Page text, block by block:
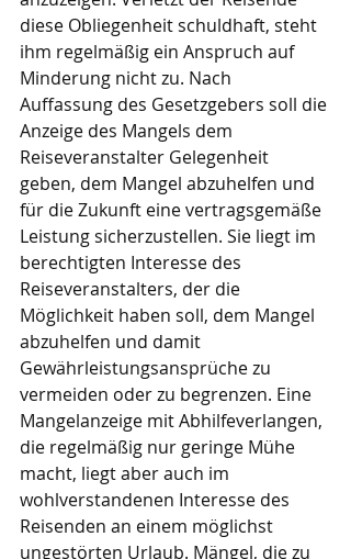
diese Obliegenheit schuldhaft, steht
ihm regelmäßig ein Anspruch auf
Minderung nicht zu. Nach
Auffassung des Gesetzgebers soll die
Anzeige des Mangels dem
Reiseveranstalter Gelegenheit
geben, dem Mangel abzuhelfen und
für die Zukunft eine vertragsgemäße
Leistung sicherzustellen. Sie liegt im
berechtigten Interesse des
Reiseveranstalters, der die
Möglichkeit haben soll, dem Mangel
abzuhelfen und damit
Gewährleistungsansprüche zu
vermeiden oder zu begrenzen. Eine
Mangelanzeige mit Abhilfeverlangen,
die regelmäßig nur geringe Mühe
macht, liegt aber auch im
wohlverstandenen Interesse des
Reisenden an einem möglichst
ungestörten Urlaub. Mängel, die zu